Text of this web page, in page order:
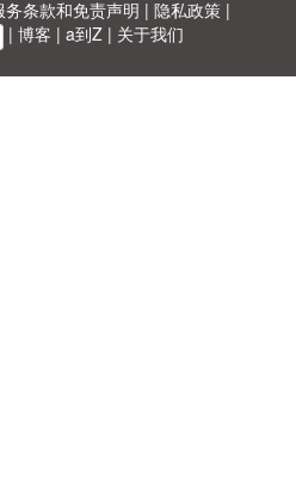
务条款和免责声明 | 隐私政策 |
| 博客 | a到Z| 关于我们